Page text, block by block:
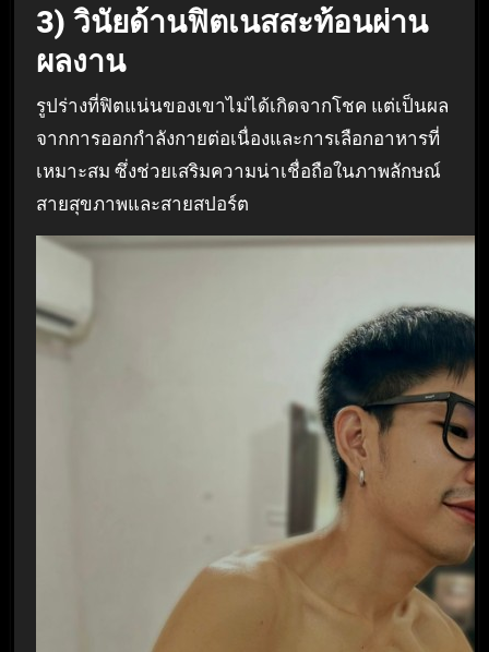
3) วินัยด้านฟิตเนสสะท้อนผ่าน
ผลงาน
รูปร่างที่ฟิตแน่นของเขาไม่ได้เกิดจากโชค แต่เป็นผล
จากการออกกำลังกายต่อเนื่องและการเลือกอาหารที่
เหมาะสม ซึ่งช่วยเสริมความน่าเชื่อถือในภาพลักษณ์
สายสุขภาพและสายสปอร์ต